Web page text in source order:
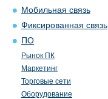
Мобильная связь
Фиксированная связь
ПО
Рынок ПК
Маркетинг
Торговые сети
Оборудование